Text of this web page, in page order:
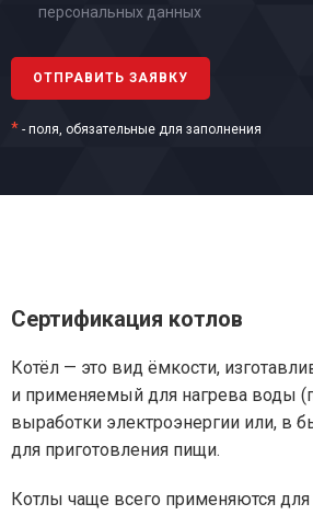
персональных данных
* - поля, обязательные для заполнения
Сертификация котлов
Котёл — это вид ёмкости,
и применяемый для нагрева воды
выработки электроэнергии или, в
для приготовления пищи.
Котлы чаще всего применяются